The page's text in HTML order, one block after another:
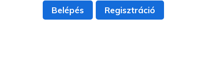
Belépés Regisztráció